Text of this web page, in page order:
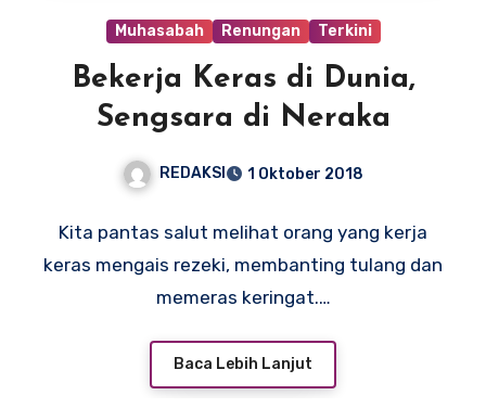
Muhasabah Renungan Terkini
Bekerja Keras di Dunia,
Sengsara di Neraka
REDAKSI 1 Oktober 2018
Kita pantas salut melihat orang yang kerja
keras mengais rezeki, membanting tulang dan
memeras keringat.…
Baca Lebih Lanjut